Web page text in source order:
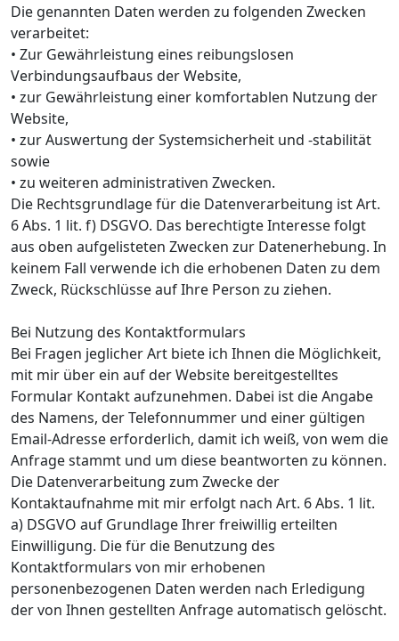
Die genannten Daten werden zu folgenden Zwecken
verarbeitet:
• Zur Gewährleistung eines reibungslosen
Verbindungsaufbaus der Website,
• zur Gewährleistung einer komfortablen Nutzung der
Website,
• zur Auswertung der Systemsicherheit und -stabilität
sowie
• zu weiteren administrativen Zwecken.
Die Rechtsgrundlage für die Datenverarbeitung ist Art.
6 Abs. 1 lit. f) DSGVO. Das berechtigte Interesse folgt
aus oben aufgelisteten Zwecken zur Datenerhebung. In
keinem Fall verwende ich die erhobenen Daten zu dem
Zweck, Rückschlüsse auf Ihre Person zu ziehen.
Bei Nutzung des Kontaktformulars
Bei Fragen jeglicher Art biete ich Ihnen die Möglichkeit,
mit mir über ein auf der Website bereitgestelltes
Formular Kontakt aufzunehmen. Dabei ist die Angabe
des Namens, der Telefonnummer und einer gültigen
Email-Adresse erforderlich, damit ich weiß, von wem die
Anfrage stammt und um diese beantworten zu können.
Die Datenverarbeitung zum Zwecke der
Kontaktaufnahme mit mir erfolgt nach Art. 6 Abs. 1 lit.
a) DSGVO auf Grundlage Ihrer freiwillig erteilten
Einwilligung. Die für die Benutzung des
Kontaktformulars von mir erhobenen
personenbezogenen Daten werden nach Erledigung
der von Ihnen gestellten Anfrage automatisch gelöscht.